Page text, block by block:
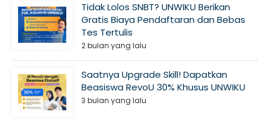
Tidak Lolos SNBT? UNWIKU Berikan
Gratis Biaya Pendaftaran dan Bebas
Tes Tertulis
2 bulan yang lalu
Saatnya Upgrade Skill! Dapatkan
Beasiswa RevoU 30% Khusus UNWIKU
3 bulan yang lalu